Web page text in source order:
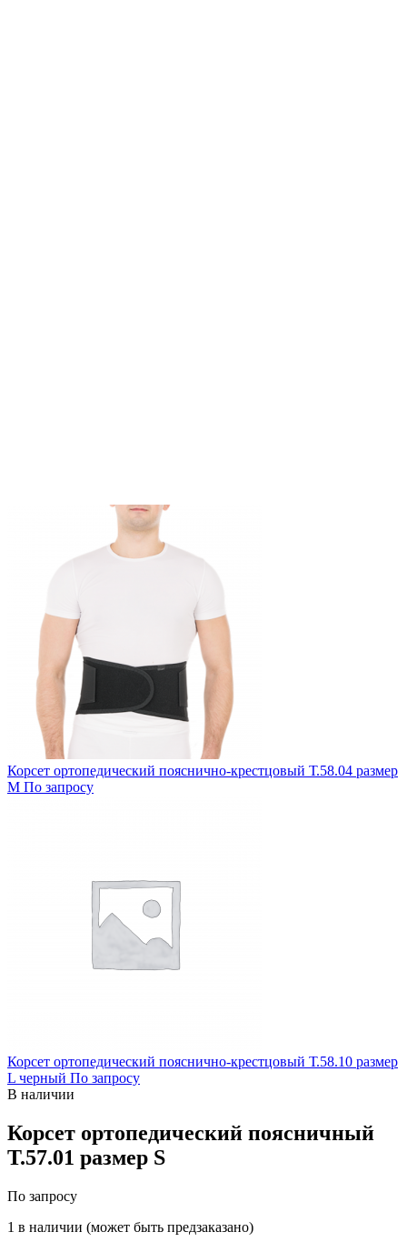
Корсет ортопедический пояснично-крестцовый Т.58.04 размер
M По запросу
Корсет ортопедический пояснично-крестцовый Т.58.10 размер
L черный По запросу
В наличии
Корсет ортопедический поясничный
Т.57.01 размер S
По запросу
1 в наличии (может быть предзаказано)